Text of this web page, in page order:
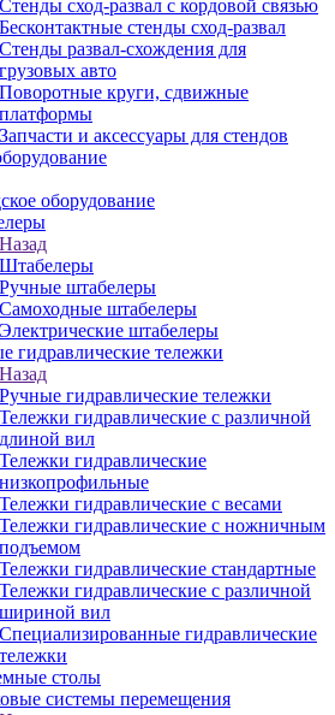
Стенды сход-развал с кордовой связью
Бесконтактные стенды сход-развал
Стенды развал-схождения для
грузовых авто
Поворотные круги, сдвижные
платформы
Запчасти и аксессуары для стендов
оборудование
Назад
Штабелеры
Ручные штабелеры
Самоходные штабелеры
Электрические штабелеры
гидравлические тележки
Назад
Ручные гидравлические тележки
Тележки гидравлические с различной
длиной вил
Тележки гидравлические
низкопрофильные
Тележки гидравлические с весами
Тележки гидравлические с ножничным
подъемом
Тележки гидравлические стандартные
Тележки гидравлические с различной
шириной вил
Специализированные гидравлические
тележки
столы
системы перемещения